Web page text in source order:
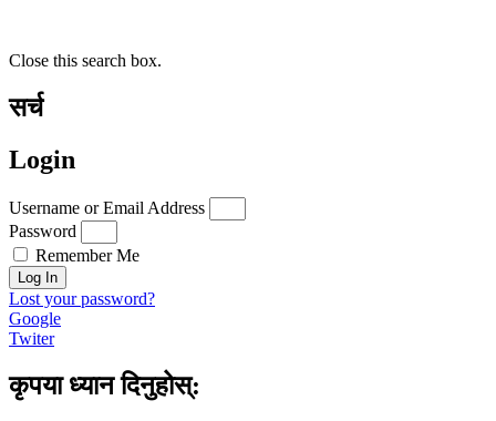
Close this search box.
सर्च
Login
Username or Email Address
Password
Remember Me
Log In
Lost your password?
Google
Twiter
कृपया ध्यान दिनुहोस्: